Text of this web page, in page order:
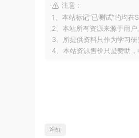
注意：
1、本站标记“已测试”的均
2、本站所有资源来源于用
3、所提供资料只作为学习
4、本站资源售价只是赞助
浴缸